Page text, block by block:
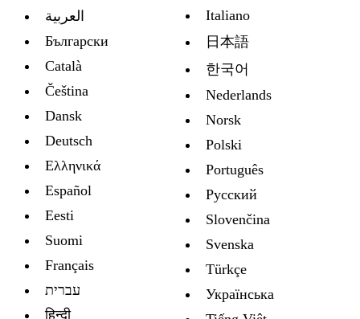
العربية
Български
Català
Čeština
Dansk
Deutsch
Ελληνικά
Español
Eesti
Suomi
Français
עברית
हिन्दी
Italiano
日本語
한국어
Nederlands
Norsk
Polski
Português
Русский
Slovenčina
Svenska
Türkçe
Украïнська